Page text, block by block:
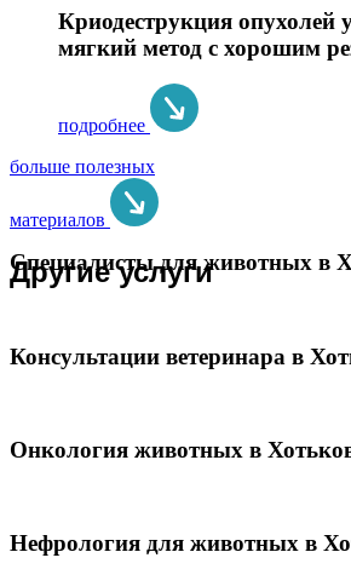
Криодеструкция опухолей
мягкий метод с хорошим
подробнее
больше полезных
материалов
Другие услуги
Специалисты для животных в
Консультации ветеринара в
Онкология животных в
Нефрология для животных в